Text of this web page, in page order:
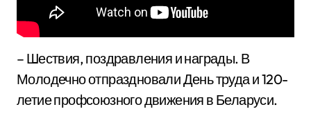
– Шествия, поздравления и награды. В
Молодечно отпраздновали День труда и 120-
летие профсоюзного движения в Беларуси.